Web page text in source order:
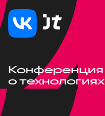
Конференция
о технологиях